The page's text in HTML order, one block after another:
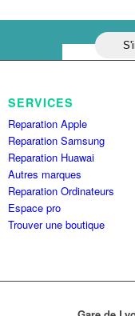
SERVICES
Reparation Apple
Reparation Samsung
Reparation Huawai
Autres marques
Reparation Ordinateurs
Espace pro
Trouver une boutique